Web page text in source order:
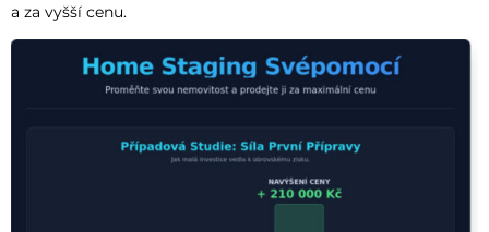
a za vyšší cenu.